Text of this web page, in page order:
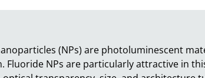
(NPs) are photoluminescent
Fluoride NPs are particularly attractive in